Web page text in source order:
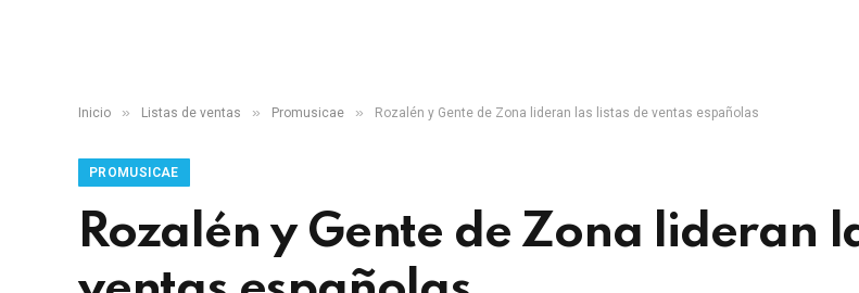
Inicio » Listas de ventas » Promusicae » Rozalén y Gente de Zona lideran las listas de ventas españolas
PROMUSICAE
Rozalén y Gente de Zona lideran